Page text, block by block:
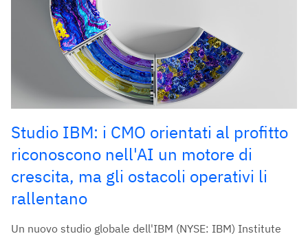
Studio IBM: i CMO orientati al profitto
riconoscono nell'AI un motore di
crescita, ma gli ostacoli operativi li
rallentano
Un nuovo studio globale dell'IBM (NYSE: IBM) Institute